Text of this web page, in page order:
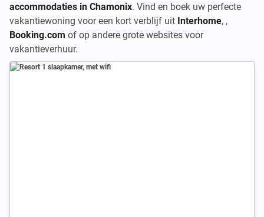
accommodaties in Chamonix. Vind en boek uw perfecte
vakantiewoning voor een kort verblijf uit Interhome, ,
Booking.com of op andere grote websites voor
vakantieverhuur.